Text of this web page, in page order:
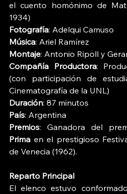
el cuento homónimo de
1934)
Fotografía: Adelqui Camuso
Música: Ariel Ramírez
Montaje: Antonio Ripoll y
Compañía Productora:
(con participación de
Cinematografía de la UNL)
Duración: 87 minutos
País: Argentina
Premios: Ganadora del
Prima en el prestigioso
de Venecia (1962).
Reparto Principal
El elenco estuvo